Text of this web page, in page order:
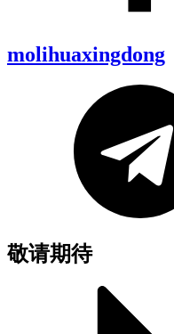
molihuaxingdong
敬请期待